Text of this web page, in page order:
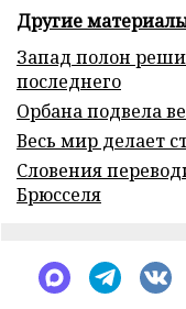
Другие
Запад полон
последнего
Орбана подвела
Весь мир делает
Словения
Брюсселя